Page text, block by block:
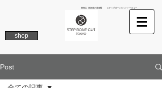
南青山 表参道の美容院 ステップボーンカットトーキョー
shop
Post